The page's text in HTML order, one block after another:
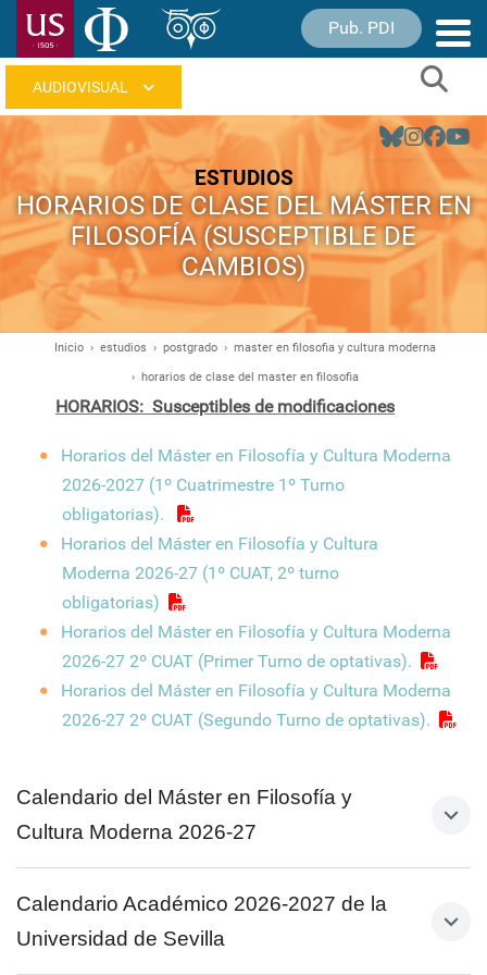
Pasar
Pub. PDI
Navegación
principal
ESTUDIOS
HORARIOS DE CLASE DEL MÁSTER EN
FILOSOFÍA (SUSCEPTIBLE DE
CAMBIOS)
navegación
Inicio estudios postgrado master en filosofia y cultura moderna
horarios de clase del master en filosofia
HORARIOS: Susceptibles de modificaciones
Horarios del Máster en Filosofía y Cultura Moderna
2026-2027 (1º Cuatrimestre 1º Turno
obligatorias).
Horarios del Máster en Filosofía y Cultura
Moderna 2026-27 (1º CUAT, 2º turno
obligatorias)
Horarios del Máster en Filosofía y Cultura Moderna
2026-27 2º CUAT (Primer Turno de optativas).
Horarios del Máster en Filosofía y Cultura Moderna
2026-27 2º CUAT (Segundo Turno de optativas).
Calendario del Máster en Filosofía y
Cultura Moderna 2026-27
Primer Cuatrimestre:
Calendario Académico 2026-2027 de la
Universidad de Sevilla